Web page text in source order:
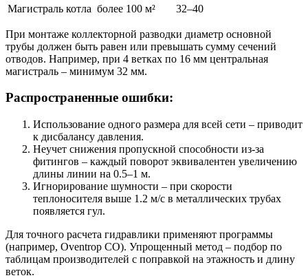
Магистраль котла более 100 м² 32–40
При монтаже коллекторной разводки диаметр основной
трубы должен быть равен или превышать сумму сечений
отводов. Например, при 4 ветках по 16 мм центральная
магистраль – минимум 32 мм.
Распространенные ошибки:
Использование одного размера для всей сети – приводит
к дисбалансу давления.
Неучет снижения пропускной способности из-за
фитингов – каждый поворот эквивалентен увеличению
длины линии на 0.5–1 м.
Игнорирование шумности – при скорости
теплоносителя выше 1.2 м/с в металлических трубах
появляется гул.
Для точного расчета гидравлики применяют программы
(например, Oventrop CO). Упрощенный метод – подбор по
таблицам производителей с поправкой на этажность и длину
веток.